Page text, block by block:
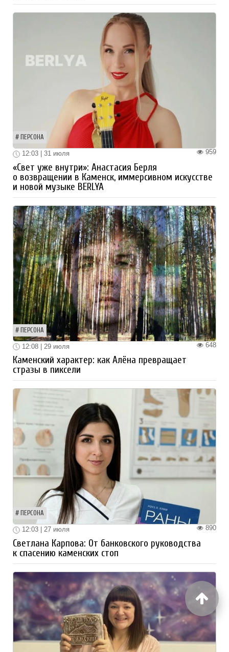
ПЕРСОНА
959
12:03 | 31 июля
«Свет уже внутри»: Анастасия Берля
о возвращении в Каменск, иммерсивном искусстве
и новой музыке BERLYA
ПЕРСОНА
648
12:08 | 29 июля
Каменский характер: как Алёна превращает
стразы в пиксели
ПЕРСОНА
890
12:03 | 27 июля
Светлана Карпова: От банковского руководства
к спасению каменских стоп